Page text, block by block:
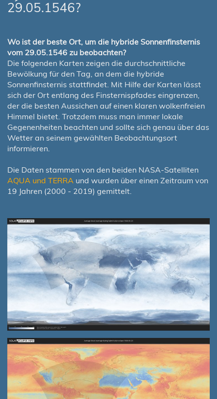
29.05.1546?
Wo ist der beste Ort, um die hybride Sonnenfinsternis
vom 29.05.1546 zu beobachten?
Die folgenden Karten zeigen die durchschnittliche
Bewölkung für den Tag, an dem die hybride
Sonnenfinsternis stattfindet. Mit Hilfe der Karten lässt
sich der Ort entlang des Finsternispfades eingrenzen,
der die besten Aussichen auf einen klaren wolkenfreien
Himmel bietet. Trotzdem muss man immer lokale
Gegenenheiten beachten und sollte sich genau über das
Wetter an seinem gewählten Beobachtungsort
informieren.
Die Daten stammen von den beiden NASA-Satelliten
AQUA und TERRA und wurden über einen Zeitraum von
19 Jahren (2000 - 2019) gemittelt.